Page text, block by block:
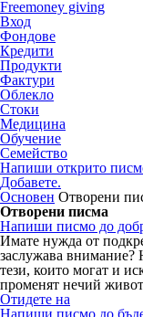
Freemoney giving
Вход
Фондове
Кредити
Продукти
Фактури
Облекло
Стоки
Медицина
Обучение
Семейство
Напиши открито
Добавете.
Основен Отворени
Отворени писма
Напиши писмо до
Имате нужда от
заслужава внимание?
тези, които могат и
променят нечий
Отидете на
Напиши писмо до